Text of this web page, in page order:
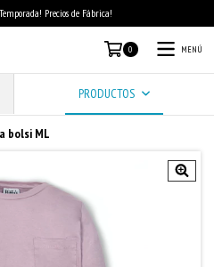
Precios de Fábrica!
0 MENÚ
PRODUCTOS
bolsi ML